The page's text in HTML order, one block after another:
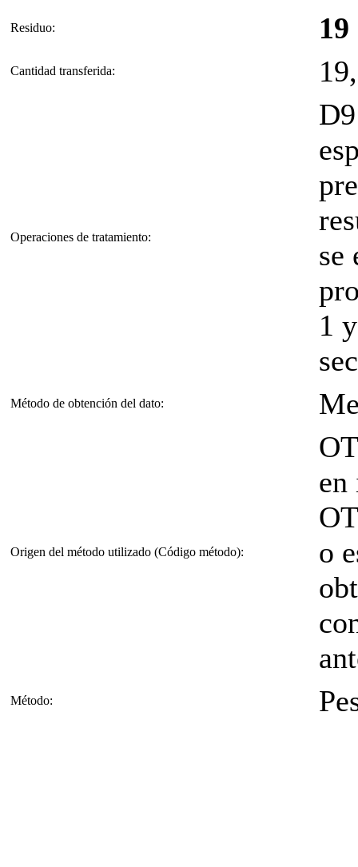
Residuo:
Cantidad transferida:
Operaciones de tratamiento:
se
1
Método de obtención del dato:
Origen del método utilizado (Código método):
en
o
Método: